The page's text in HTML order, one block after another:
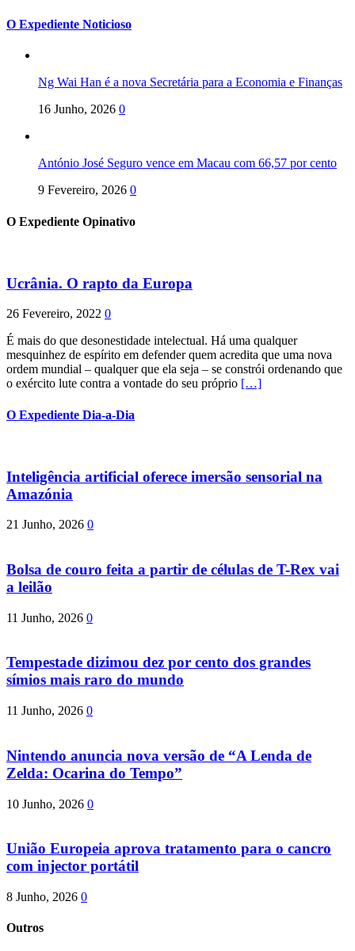
O Expediente Noticioso
Ng Wai Han é a nova Secretária para a Economia e Finanças
16 Junho, 2026 0
António José Seguro vence em Macau com 66,57 por cento
9 Fevereiro, 2026 0
O Expediente Opinativo
Ucrânia. O rapto da Europa
26 Fevereiro, 2022 0
É mais do que desonestidade intelectual. Há uma qualquer
mesquinhez de espírito em defender quem acredita que uma nova
ordem mundial – qualquer que ela seja – se constrói ordenando que
o exército lute contra a vontade do seu próprio […]
O Expediente Dia-a-Dia
Inteligência artificial oferece imersão sensorial na
Amazónia
21 Junho, 2026 0
Bolsa de couro feita a partir de células de T-Rex vai
a leilão
11 Junho, 2026 0
Tempestade dizimou dez por cento dos grandes
símios mais raro do mundo
11 Junho, 2026 0
Nintendo anuncia nova versão de “A Lenda de
Zelda: Ocarina do Tempo”
10 Junho, 2026 0
União Europeia aprova tratamento para o cancro
com injector portátil
8 Junho, 2026 0
Outros